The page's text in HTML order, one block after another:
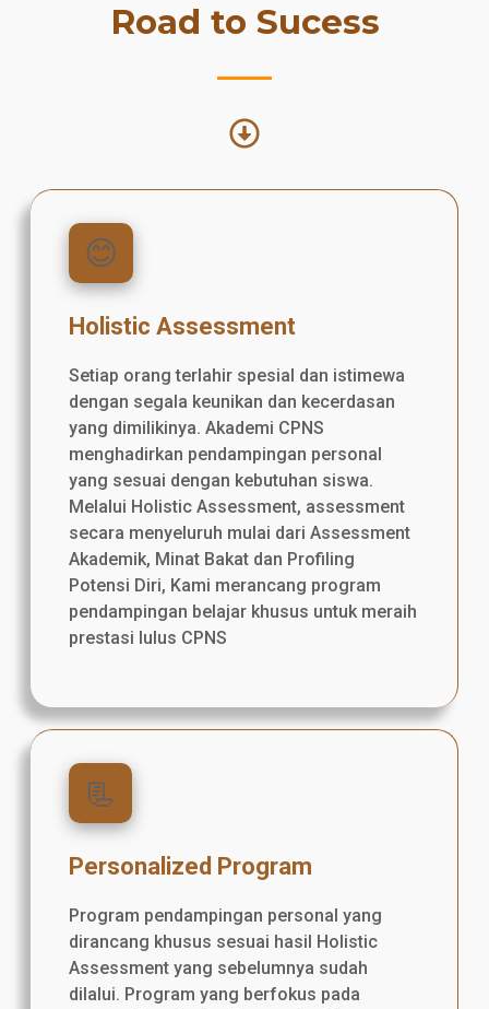
Road to Sucess
😊
Holistic Assessment
Setiap orang terlahir spesial dan istimewa
dengan segala keunikan dan kecerdasan
yang dimilikinya. Akademi CPNS
menghadirkan pendampingan personal
yang sesuai dengan kebutuhan siswa.
Melalui Holistic Assessment, assessment
secara menyeluruh mulai dari Assessment
Akademik, Minat Bakat dan Profiling
Potensi Diri, Kami merancang program
pendampingan belajar khusus untuk meraih
prestasi lulus CPNS
📃
Personalized Program
Program pendampingan personal yang
dirancang khusus sesuai hasil Holistic
Assessment yang sebelumnya sudah
dilalui. Program yang berfokus pada